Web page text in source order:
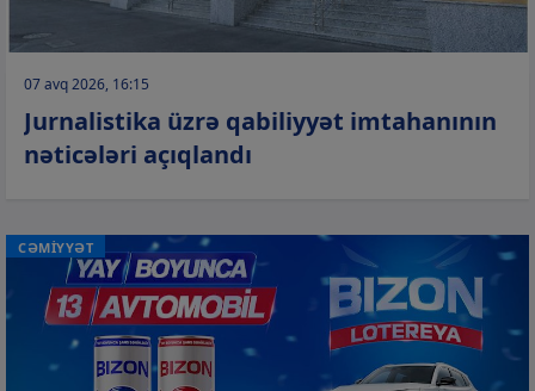
07 avq 2026, 16:15
Jurnalistika üzrə qabiliyyət imtahanının
nəticələri açıqlandı
CƏMİYYƏT